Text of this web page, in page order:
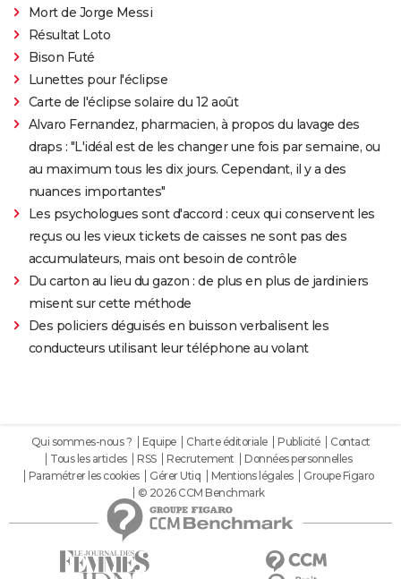
Mort de Jorge Messi
Résultat Loto
Bison Futé
Lunettes pour l'éclipse
Carte de l'éclipse solaire du 12 août
Alvaro Fernandez, pharmacien, à propos du lavage des
draps : "L'idéal est de les changer une fois par semaine, ou
au maximum tous les dix jours. Cependant, il y a des
nuances importantes"
Les psychologues sont d'accord : ceux qui conservent les
reçus ou les vieux tickets de caisses ne sont pas des
accumulateurs, mais ont besoin de contrôle
Du carton au lieu du gazon : de plus en plus de jardiniers
misent sur cette méthode
Des policiers déguisés en buisson verbalisent les
conducteurs utilisant leur téléphone au volant
Qui sommes-nous ? Equipe Charte éditoriale Publicité
Contact
Tous les articles
RSS Recrutement
Données personnelles
Paramétrer les cookies
Gérer Utiq Mentions légales
Groupe Figaro
© 2026 CCM Benchmark